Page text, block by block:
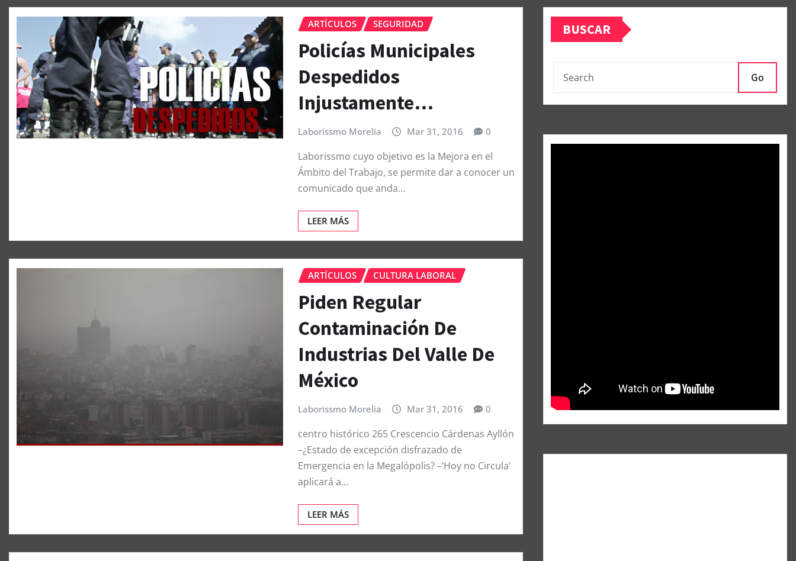
ARTÍCULOS SEGURIDAD
Policías Municipales
Despedidos
Injustamente…
Laborissmo Morelia Mar 31, 2016 0
Laborissmo cuyo objetivo es la Mejora en el
Ámbito del Trabajo, se permite dar a conocer un
comunicado que anda…
LEER MÁS
ARTÍCULOS CULTURA LABORAL
Piden Regular
Contaminación De
Industrias Del Valle De
México
Laborissmo Morelia Mar 31, 2016 0
centro histórico 265 Crescencio Cárdenas Ayllón
–¿Estado de excepción disfrazado de
Emergencia en la Megalópolis? –‘Hoy no Circula’
aplicará a…
LEER MÁS
BUSCAR
Go